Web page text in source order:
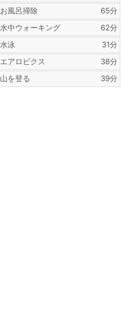
お風呂掃除
65分
水中ウォーキング
62分
水泳
31分
エアロビクス
38分
山を登る
39分